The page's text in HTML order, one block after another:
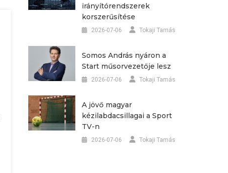
irányítórendszerek
korszerűsítése
2026-07-06 Tokaji Tamás
Somos András nyáron a
Start műsorvezetője lesz
2026-07-06 Tokaji Tamás
A jövő magyar
kézilabdacsillagai a Sport
TV-n
2026-07-06 Tokaji Tamás